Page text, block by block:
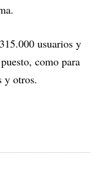
usuarios y
como para
y otros.